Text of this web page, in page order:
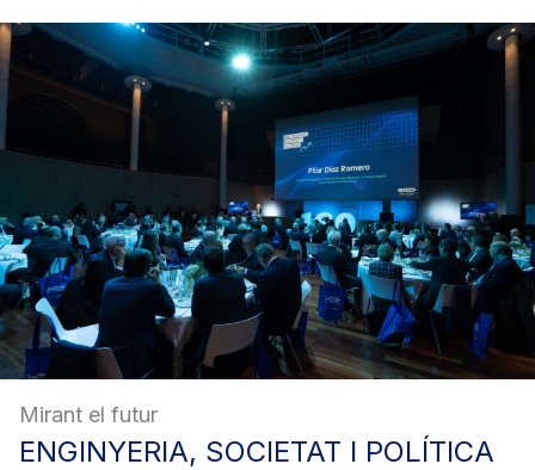
Mirant el futur
ENGINYERIA, SOCIETAT I POLÍTICA